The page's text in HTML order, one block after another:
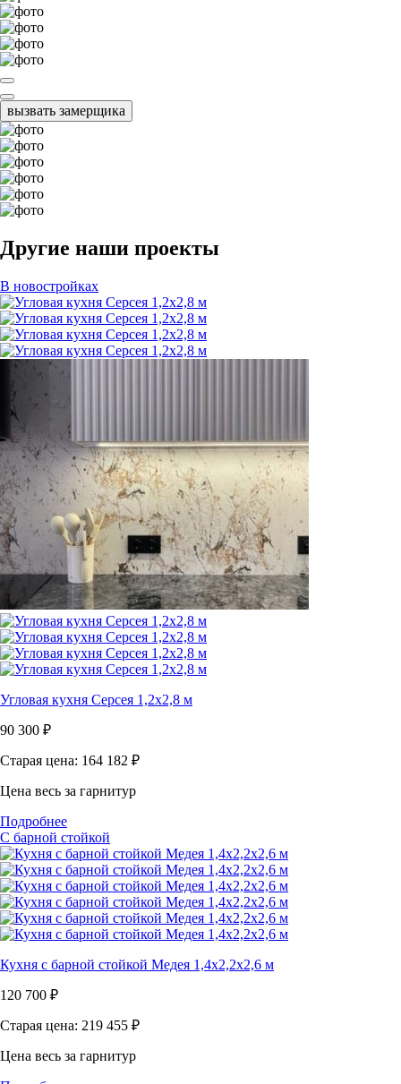
вызвать замерщика
Другие наши проекты
В новостройках
Угловая кухня Серсея 1,2х2,8 м
90 300 ₽
Старая цена: 164 182 ₽
Цена весь за гарнитур
Подробнее
С барной стойкой
Кухня с барной стойкой Медея 1,4х2,2х2,6 м
120 700 ₽
Старая цена: 219 455 ₽
Цена весь за гарнитур